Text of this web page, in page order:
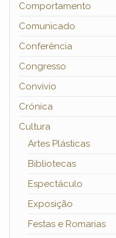
Comportamento
Comunicado
Conferência
Congresso
Convívio
Crónica
Cultura
Artes Plásticas
Bibliotecas
Espectáculo
Exposição
Festas e Romarias